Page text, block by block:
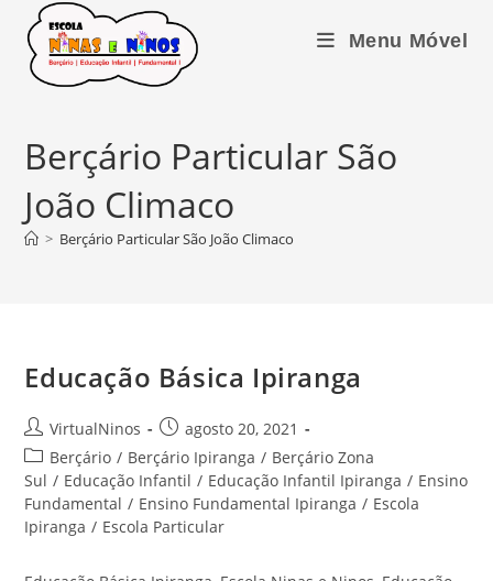
para
Menu Móvel
Berçário Particular São
João Climaco
> Berçário Particular São João Climaco
Educação Básica Ipiranga
Autor
do
post:
VirtualNinos
Post
publicado:
agosto 20, 2021
Categoria
do
post:
Berçário / Berçário Ipiranga / Berçário Zona
Sul / Educação Infantil / Educação Infantil Ipiranga / Ensino
Fundamental / Ensino Fundamental Ipiranga / Escola
Ipiranga / Escola Particular